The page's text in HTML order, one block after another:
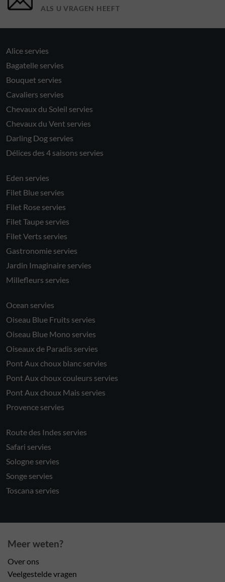
ALS U VRAGEN HEEFT
Alice servies
Bagatelle servies
Bouquet servies
Cavaliers servies
Chevaux du Soleil servies
Chevaux du Vent servies
Darling Dog servies
Délices des 4 saisons servies
Eden servies
Filet Blue servies
Filet Rose servies
Filet Taupe servies
Filet Verts servies
Gastronomie servies
Jardin Imaginaire servies
Millefleurs servies
Ocean servies
Oiseau Blue Fruits servies
Oiseau Blue Mono servies
Oiseaux de Paradis servies
Pont Aux choux blanc servies
Pont Aux choux couleurs servies
Pont Aux choux Mais servies
Provence servies
Route des Indes servies
Safari servies
Sologne servies
Songe servies
Toscana servies
Meer weten?
Over ons
Veelgestelde vragen